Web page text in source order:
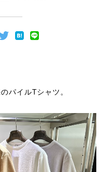
パイルTシャツ。